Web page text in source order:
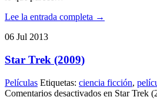
Lee la entrada completa →
06 Jul 2013
Star Trek (2009)
Películas Etiquetas: ciencia ficción,
Comentarios desactivados en Star Trek